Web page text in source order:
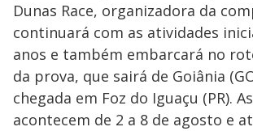
Dunas Race, organizadora da
continuará com as atividades
anos e também embarcará no
da prova, que sairá de Goiânia
chegada em Foz do Iguaçu (PR).
acontecem de 2 a 8 de agosto e